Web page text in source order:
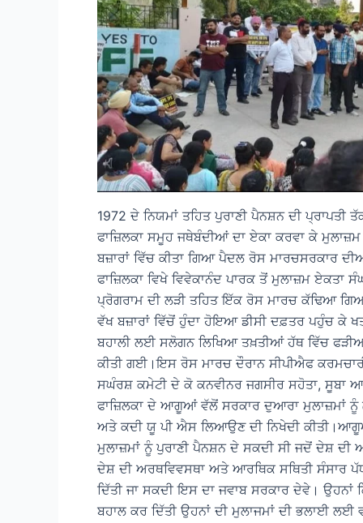
1972 ਦੇ ਨਿਯਮਾਂ ਤਹਿਤ ਪੁਰਾਣੀ ਪੈਨਸ਼ਨ ਦੀ
ਫਾਜ਼ਿਲਕਾ ਸਮੂਹ ਜਥੇਬੰਦੀਆਂ ਦਾ ਏਕਾ ਕਰਵਾ ਕੇ
ਬਜ਼ਾਰਾਂ ਵਿੱਚ ਕੀਤਾ ਗਿਆ ਪੈਦਲ ਰੋਸ ਮਾਰਚਸਰਕਾਰ
ਫਾਜ਼ਿਲਕਾ ਵਿਖੇ ਵਿਵੇਕਾਨੰਦ ਪਾਰਕ ਤੋਂ ਮੁਲਾਜ਼ਮ ਏਕਤਾ
ਪ੍ਰੋਗਰਾਮ ਦੀ ਲੜੀ ਤਹਿਤ ਇੱਕ ਰੋਸ ਮਾਰਚ ਕੱਢਿਆ
ਵੱਖ ਬਜ਼ਾਰਾਂ ਵਿੱਚੋਂ ਹੁੰਦਾ ਹੋਇਆ ਡੀਸੀ ਦਫ਼ਤਰ ਪਹੁੰਚ ਕੇ
ਬਹਾਲੀ ਲਈ ਸਲੋਗਨ ਲਿਖਿਆ ਤਖ਼ਤੀਆਂ ਹੱਥ ਵਿੱਚ
ਕੀਤੀ ਗਈ।ਇਸ ਰੋਸ ਮਾਰਚ ਦੌਰਾਨ ਸੀਪੀਐਫ
ਸਘੰਰਸ਼ ਕਮੇਟੀ ਦੇ ਕੋ ਕਨਵੀਨਰ ਜਗਸੀਰ ਸਹੋਤਾ, ਸੂਬਾ
ਫਾਜ਼ਿਲਕਾ ਦੇ ਆਗੂਆਂ ਵੱਲੋਂ ਸਰਕਾਰ ਦੁਆਰਾ ਮੁਲਾਜ਼ਮਾਂ
ਅਤੇ ਕਦੀ ਯੂ ਪੀ ਐਸ ਲਿਆਉਣ ਦੀ ਨਿਖੇਦੀ
ਮੁਲਾਜ਼ਮਾਂ ਨੂੰ ਪੁਰਾਣੀ ਪੈਨਸ਼ਨ ਦੇ ਸਕਦੀ ਸੀ ਜਦੋਂ ਦੇਸ਼ ਦੀ
ਦੇਸ਼ ਦੀ ਅਰਥਵਿਵਸਥਾ ਅਤੇ ਆਰਥਿਕ ਸਥਿਤੀ ਸੰਸਾਰ
ਦਿੱਤੀ ਜਾ ਸਕਦੀ ਇਸ ਦਾ ਜਵਾਬ ਸਰਕਾਰ ਦੇਵੇ। ਉਹਨਾਂ
ਬਹਾਲ ਕਰ ਦਿੱਤੀ ਉਹਨਾਂ ਦੀ ਮੁਲਾਜਮਾਂ ਦੀ ਭਲਾਈ